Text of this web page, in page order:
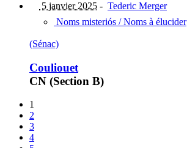
5 janvier 2025 - Tederic Merger
Noms misteriós / Noms à élucider
(Sénac)
Couliouet
CN (Section B)
1
2
3
4